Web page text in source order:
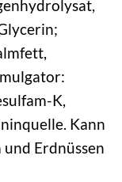
K,
Kann
Erdnüssen